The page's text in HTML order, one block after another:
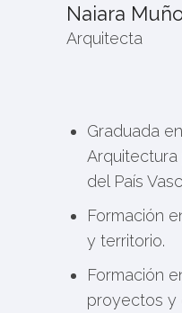
Naiara
Arquitecta
Graduada
del País
Formación
y territorio.
Formación
proyectos y